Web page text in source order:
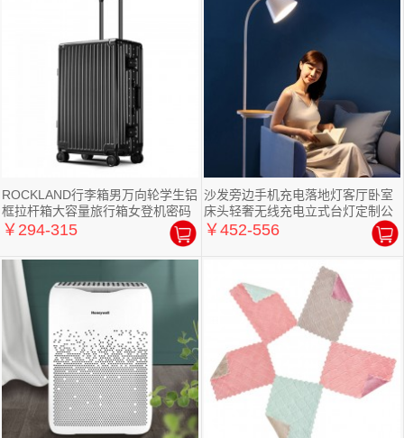
ROCKLAND行李箱男万向轮学生铝
框拉杆箱大容量旅行箱女登机密码
箱子
￥294-315
沙发旁边手机充电落地灯客厅卧室
床头轻奢无线充电立式台灯定制公
司广告礼品
￥452-556